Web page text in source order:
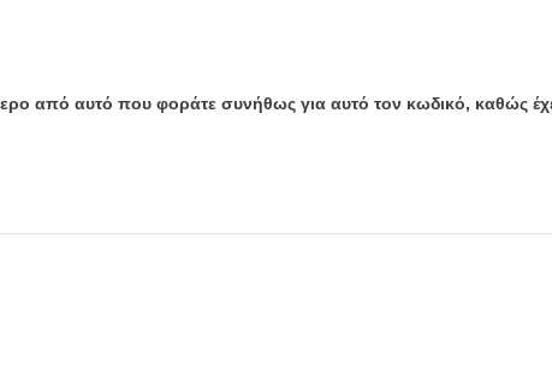
από αυτό που φοράτε συνήθως για αυτό τον κωδικό, καθώς